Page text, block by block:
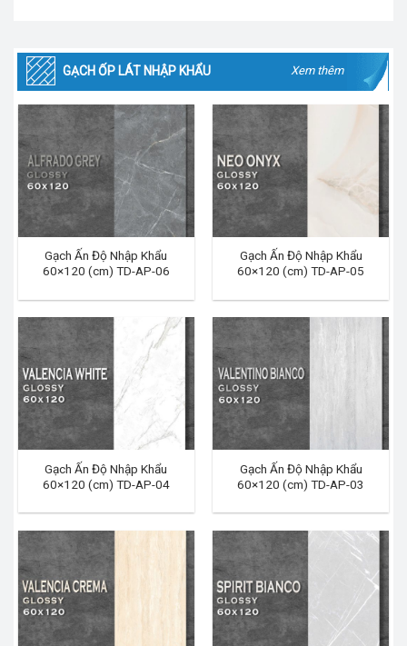
GẠCH ỐP LÁT NHẬP KHẨU Xem thêm
Gạch Ấn Độ Nhập Khẩu
60×120 (cm) TD-AP-06
Gạch Ấn Độ Nhập Khẩu
60×120 (cm) TD-AP-05
Gạch Ấn Độ Nhập Khẩu
60×120 (cm) TD-AP-04
Gạch Ấn Độ Nhập Khẩu
60×120 (cm) TD-AP-03